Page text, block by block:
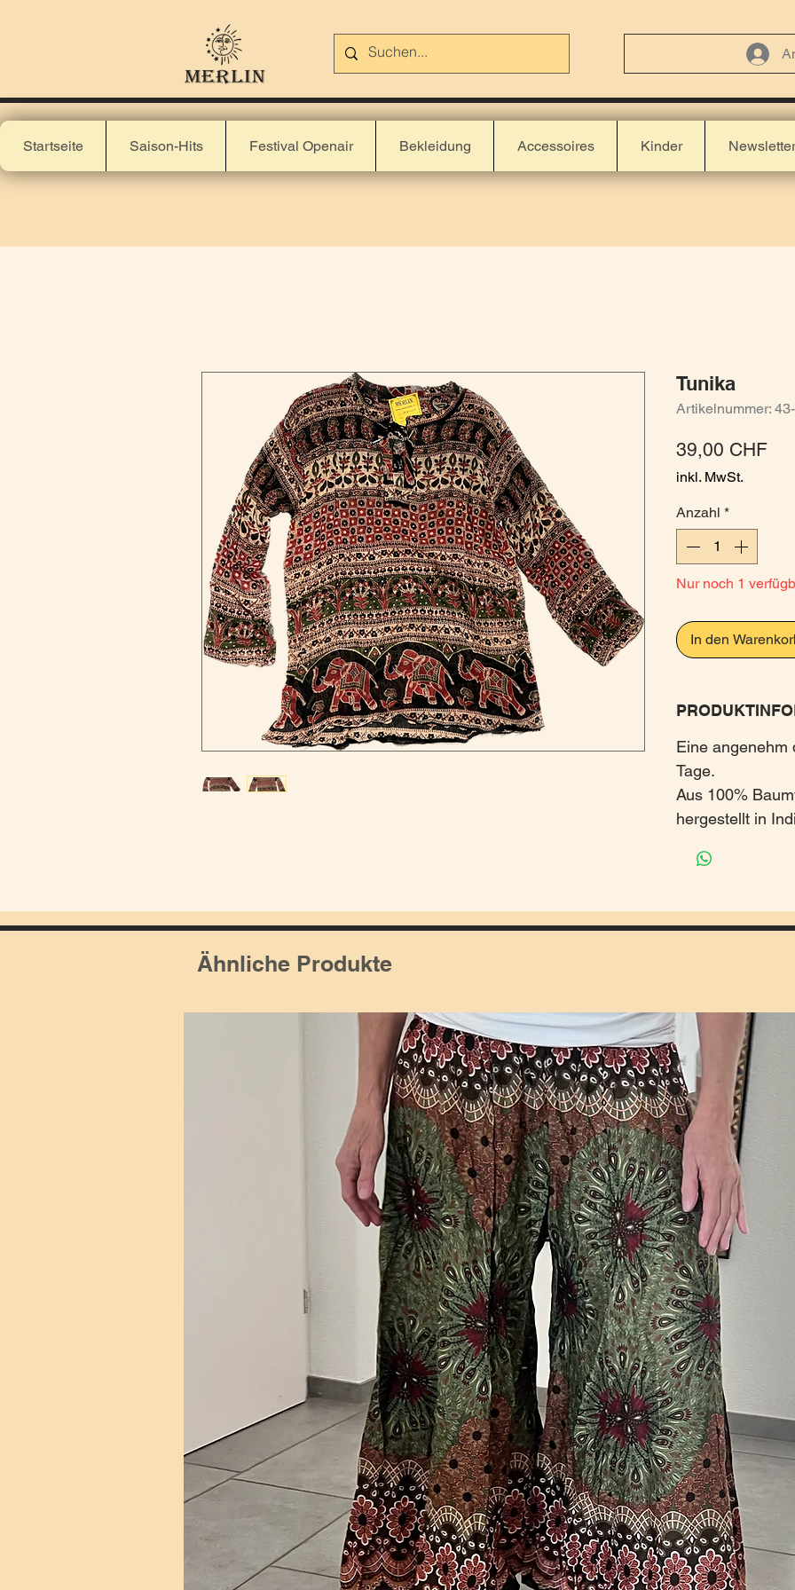
Startseite Saison-Hits Festival Openair Bekleidung Accessoires Kinder Newsletter
Tunika
Artikelnummer:
39,00 CHF
inkl. MwSt.
Anzahl *
Nur noch 1
In den
Eine angenehm
Tage.
Aus 100%
hergestellt in
Ähnliche Produkte